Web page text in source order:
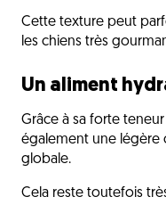
Cette texture peut
les chiens très
Un aliment
Grâce à sa forte
également une légère
globale.
Cela reste toutefois